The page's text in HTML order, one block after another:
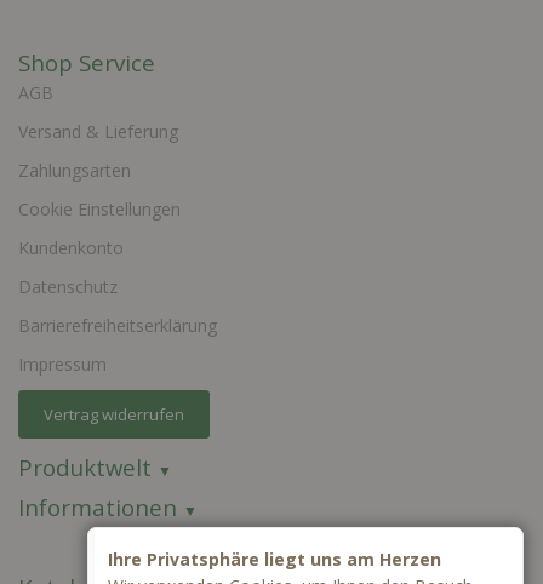
Shop Service
AGB
Versand & Lieferung
Zahlungsarten
Cookie Einstellungen
Kundenkonto
Datenschutz
Barrierefreiheitserklärung
Impressum
Vertrag widerrufen
Produktwelt
Informationen
Ihre Privatsphäre liegt uns am Herzen